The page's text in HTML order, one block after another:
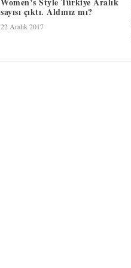
sayısı çıktı. Aldınız mı?
22 Aralık 2017